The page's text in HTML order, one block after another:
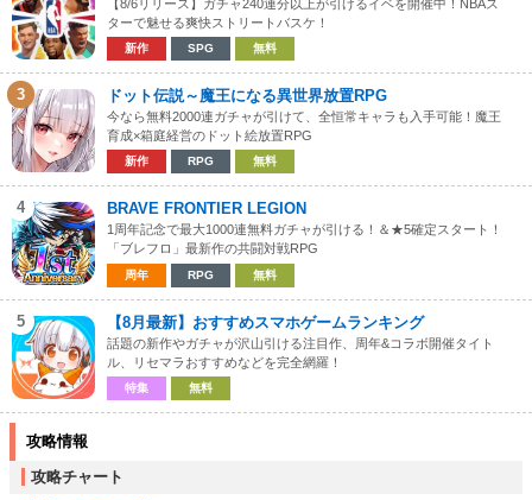
【8/6リリース】ガチャ240連分以上が引けるイベを開催中！NBAス
ターで魅せる爽快ストリートバスケ！
新作 SPG 無料
3 ドット伝説～魔王になる異世界放置RPG
今なら無料2000連ガチャが引けて、全恒常キャラも入手可能！魔王
育成×箱庭経営のドット絵放置RPG
新作 RPG 無料
4 BRAVE FRONTIER LEGION
1周年記念で最大1000連無料ガチャが引ける！＆★5確定スタート！
「ブレフロ」最新作の共闘対戦RPG
周年 RPG 無料
5 【8月最新】おすすめスマホゲームランキング
話題の新作やガチャが沢山引ける注目作、周年&コラボ開催タイト
ル、リセマラおすすめなどを完全網羅！
特集 無料
攻略情報
攻略チャート